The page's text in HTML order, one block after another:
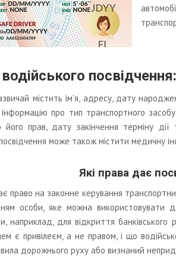
містить ім'я, адресу, дату
про тип транспортного
прав, дату закінчення терміну
може також містити медичну
Які права дає
право на законне керування
особи, яке можна
наприклад, для відкриття
є привілеєм, а не правом, і що
дорожнього руху або визнаний